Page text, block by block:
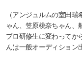
（アンジュルムの室田
ゃん、笠原桃奈ちゃん、
プロ研修生に変わってか
んは一般オーディション